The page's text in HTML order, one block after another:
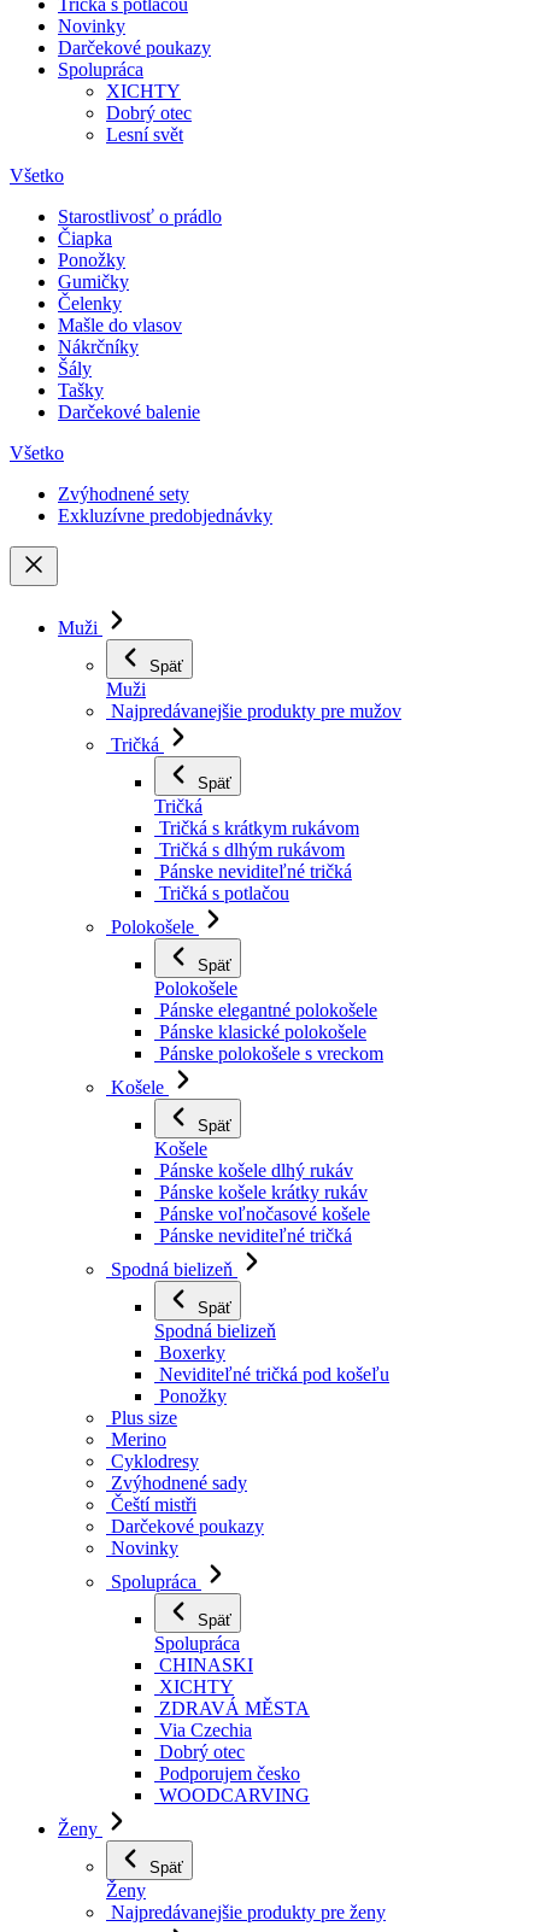
Tričká s potlačou
Novinky
Darčekové poukazy
Spolupráca
XICHTY
Dobrý otec
Lesní svět
Všetko
Starostlivosť o prádlo
Čiapka
Ponožky
Gumičky
Čelenky
Mašle do vlasov
Nákrčníky
Šály
Tašky
Darčekové balenie
Všetko
Zvýhodnené sety
Exkluzívne predobjednávky
Muži
Späť
Muži
Najpredávanejšie produkty pre mužov
Tričká
Späť
Tričká
Tričká s krátkym rukávom
Tričká s dlhým rukávom
Pánske neviditeľné tričká
Tričká s potlačou
Polokošele
Späť
Polokošele
Pánske elegantné polokošele
Pánske klasické polokošele
Pánske polokošele s vreckom
Košele
Späť
Košele
Pánske košele dlhý rukáv
Pánske košele krátky rukáv
Pánske voľnočasové košele
Pánske neviditeľné tričká
Spodná bielizeň
Späť
Spodná bielizeň
Boxerky
Neviditeľné tričká pod košeľu
Ponožky
Plus size
Merino
Cyklodresy
Zvýhodnené sady
Čeští mistři
Darčekové poukazy
Novinky
Spolupráca
Späť
Spolupráca
CHINASKI
XICHTY
ZDRAVÁ MĚSTA
Via Czechia
Dobrý otec
Podporujem česko
WOODCARVING
Ženy
Späť
Ženy
Najpredávanejšie produkty pre ženy